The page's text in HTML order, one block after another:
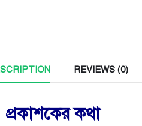
REVIEWS (0)
প্রকাশকের কথা